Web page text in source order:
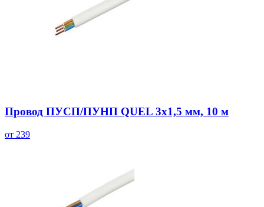
Провод ПУСП/ПУНП QUEL 3х1,5 мм, 10 м
от 239